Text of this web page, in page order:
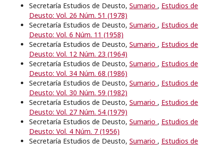
Secretaría Estudios de Deusto, Sumario , Estudios de
Deusto: Vol. 26 Núm. 51 (1978)
Secretaría Estudios de Deusto, Sumario , Estudios de
Deusto: Vol. 6 Núm. 11 (1958)
Secretaría Estudios de Deusto, Sumario , Estudios de
Deusto: Vol. 12 Núm. 23 (1964)
Secretaría Estudios de Deusto, Sumario , Estudios de
Deusto: Vol. 34 Núm. 68 (1986)
Secretaría Estudios de Deusto, Sumario , Estudios de
Deusto: Vol. 30 Núm. 59 (1982)
Secretaría Estudios de Deusto, Sumario , Estudios de
Deusto: Vol. 27 Núm. 54 (1979)
Secretaría Estudios de Deusto, Sumario , Estudios de
Deusto: Vol. 4 Núm. 7 (1956)
Secretaría Estudios de Deusto, Sumario , Estudios de